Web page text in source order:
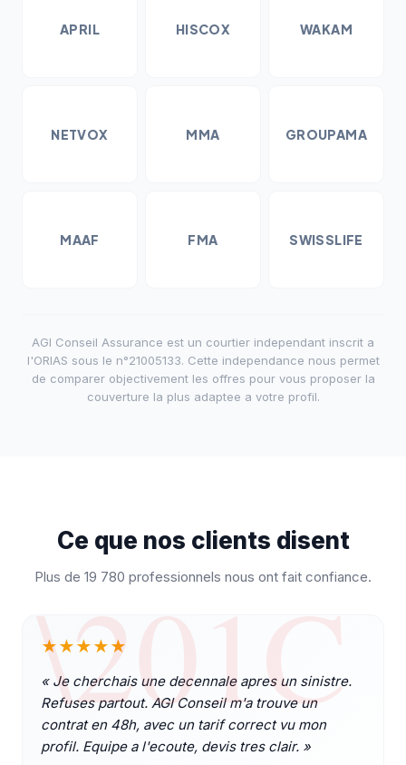
APRIL HISCOX WAKAM
NETVOX MMA GROUPAMA
MAAF FMA SWISSLIFE
AGI Conseil Assurance est un courtier independant inscrit a
l'ORIAS sous le n°21005133. Cette independance nous permet
de comparer objectivement les offres pour vous proposer la
couverture la plus adaptee a votre profil.
Ce que nos clients disent
Plus de 19 780 professionnels nous ont fait confiance.
★★★★★
« Je cherchais une decennale apres un sinistre.
Refuses partout. AGI Conseil m'a trouve un
contrat en 48h, avec un tarif correct vu mon
profil. Equipe a l'ecoute, devis tres clair. »